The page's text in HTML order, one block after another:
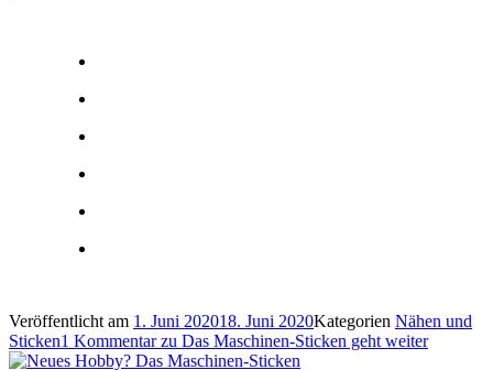
Veröffentlicht am 1. Juni 202018. Juni 2020Kategorien Nähen und
Sticken1 Kommentarzu Das Maschinen-Sticken geht weiter